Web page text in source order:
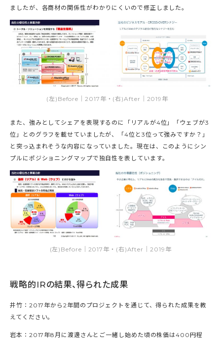
ましたが、各商材の関係性がわかりにくいので修正しました。
(左)Before｜2017年・(右)After｜2019年
また、強みとしてシェアを表現するのに「リアルが4位」「ウェブが3
位」とのグラフを載せていましたが、「4位と3位って強みですか？」
と突っ込まれそうな内容になっていました。現在は、このようにシン
プルにポジショニングマップで独自性を表しています。
(左)Before｜2017年・(右)After｜2019年
戦略的IRの結果、得られた成果
井竹：2017年から2年間のプロジェクトを通じて、得られた成果を教
えてください。
岩本：2017年8月に渡邊さんとご一緒し始めた頃の株価は400円程